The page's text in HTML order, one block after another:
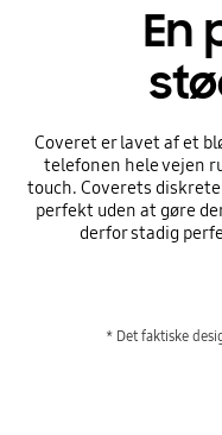
En
Coveret er lavet af et
telefonen hele vejen
touch. Coverets
perfekt uden at gøre
derfor stadig
* Det faktiske